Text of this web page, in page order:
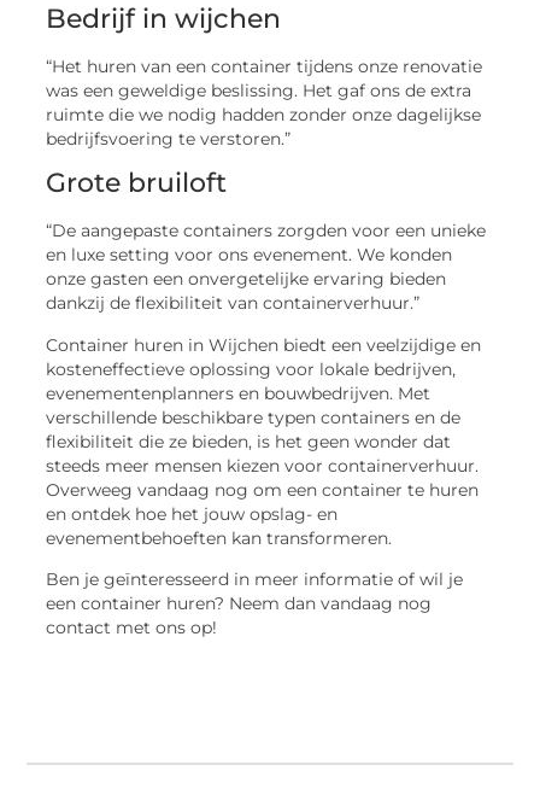
Bedrijf in wijchen
“Het huren van een container tijdens onze renovatie
was een geweldige beslissing. Het gaf ons de extra
ruimte die we nodig hadden zonder onze dagelijkse
bedrijfsvoering te verstoren.”
Grote bruiloft
“De aangepaste containers zorgden voor een unieke
en luxe setting voor ons evenement. We konden
onze gasten een onvergetelijke ervaring bieden
dankzij de flexibiliteit van containerverhuur.”
Container huren in Wijchen biedt een veelzijdige en
kosteneffectieve oplossing voor lokale bedrijven,
evenementenplanners en bouwbedrijven. Met
verschillende beschikbare typen containers en de
flexibiliteit die ze bieden, is het geen wonder dat
steeds meer mensen kiezen voor containerverhuur.
Overweeg vandaag nog om een container te huren
en ontdek hoe het jouw opslag- en
evenementbehoeften kan transformeren.
Ben je geïnteresseerd in meer informatie of wil je
een container huren? Neem dan vandaag nog
contact met ons op!